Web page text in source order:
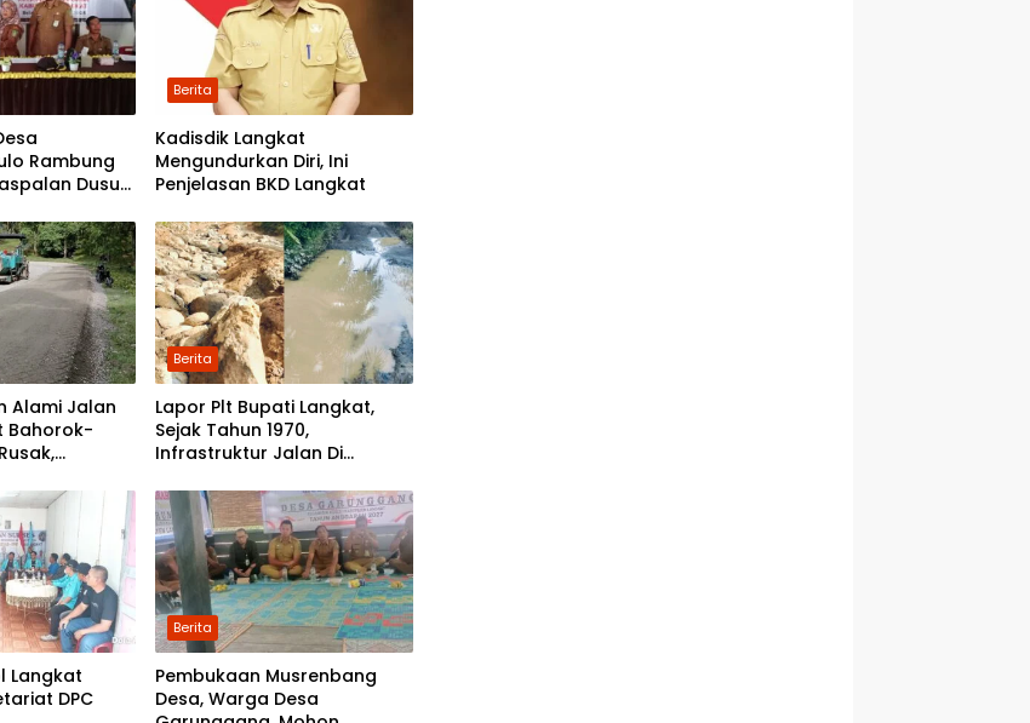
Rambung
Dusun
Berita
Kadisdik Langkat
Mengundurkan Diri, Ini
Penjelasan BKD Langkat
Alami Jalan
Bahorok-
Berita
Lapor Plt Bupati Langkat,
Sejak Tahun 1970,
Infrastruktur Jalan Di
Diperhatikan Pemerintah
Kabupaten Langkat
Langkat
DPC
Berita
Pembukaan Musrenbang
Desa, Warga Desa